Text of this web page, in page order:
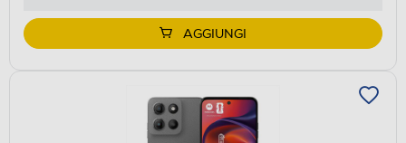
AGGIUNGI